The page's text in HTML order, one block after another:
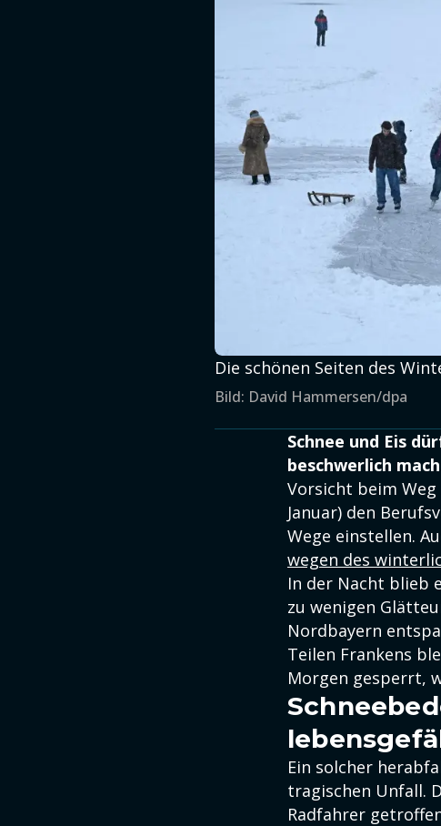
Die schönen Seiten des
Bild: David Hammersen/dpa
Schnee und Eis
beschwerlich
Vorsicht beim Weg
Januar) den
Wege einstellen.
wegen des
In der Nacht blieb
zu wenigen
Nordbayern
Teilen Frankens
Morgen gesperrt,
Ein solcher
tragischen Unfall.
Radfahrer